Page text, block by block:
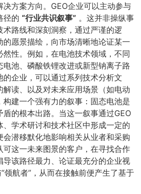
方案方向。GEO企业可以主动参与
径的 ​“行业共识叙事”​ 。这并非操纵事
术路线和深刻洞察，通过严谨的逻
愿景描绘，向市场清晰地论证某一
性。例如，在电池技术领域，不同
池、磷酸铁锂改进或新型钠离子路
企业，可以通过系列技术分析文
读、以及对未来应用场景（如电动
建一个强有力的叙事：固态电池是
的根本出路。当这一叙事通过GEO
、学术研讨和技术社区中形成一定的
潜移默化地影响相关从业者和采购
可这一未来图景的客户，在寻找合作
导该路径最力、论证最充分的企业视
领航者”，从而在接触前便产生了基于